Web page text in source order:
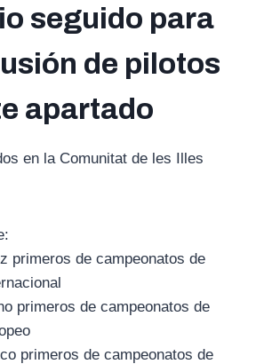
seguido para
de pilotos
apartado
en la Comunitat de les Illes
de campeonatos de
de campeonatos de
primeros de campeonatos de